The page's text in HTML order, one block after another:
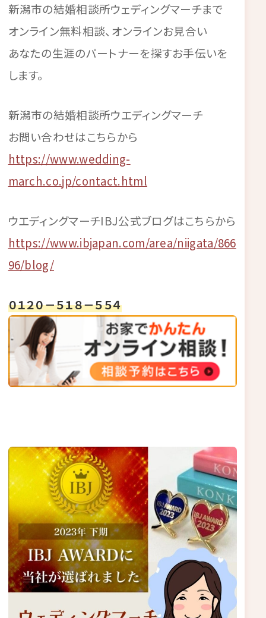
新潟市の結婚相談所ウェディングマーチまで
オンライン無料相談、オンラインお見合い
あなたの生涯のパートナーを探すお手伝いを
します。
新潟市の結婚相談所ウエディングマーチ
お問い合わせはこちらから
https://www.wedding-
march.co.jp/contact.html
ウエディングマーチIBJ公式ブログはこちらから
https://www.ibjapan.com/area/niigata/866
96/blog/
０１２０－５１８－５５４